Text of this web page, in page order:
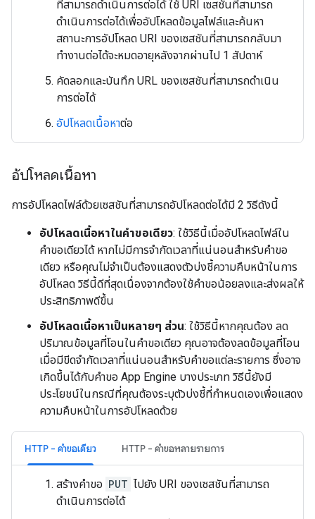
ที่สามารถดำเนินการต่อได้ ใช้ URI เซสชันที่สามารถ
ดำเนินการต่อได้เพื่ออัปโหลดข้อมูลไฟล์และค้นหา
สถานะการอัปโหลด URI ของเซสชันที่สามารถกลับมา
ทำงานต่อได้จะหมดอายุหลังจากผ่านไป 1 สัปดาห์
คัดลอกและบันทึก URL ของเซสชันที่สามารถดำเนิน
การต่อได้
อัปโหลดเนื้อหาต่อ
อัปโหลดเนื้อหา
การอัปโหลดไฟล์ด้วยเซสชันที่สามารถอัปโหลดต่อได้มี 2 วิธีดังนี้
อัปโหลดเนื้อหาในคำขอเดียว: ใช้วิธีนี้เมื่ออัปโหลดไฟล์ใน
คำขอเดียวได้ หากไม่มีการจำกัดเวลาที่แน่นอนสำหรับคำขอ
เดียว หรือคุณไม่จำเป็นต้องแสดงตัวบ่งชี้ความคืบหน้าในการ
อัปโหลด วิธีนี้ดีที่สุดเนื่องจากต้องใช้คำขอน้อยลงและส่งผลให้
ประสิทธิภาพดีขึ้น
อัปโหลดเนื้อหาเป็นหลายๆ ส่วน: ใช้วิธีนี้หากคุณต้อง ลด
ปริมาณข้อมูลที่โอนในคำขอเดียว คุณอาจต้องลดข้อมูลที่โอน
เมื่อมีขีดจำกัดเวลาที่แน่นอนสำหรับคำขอแต่ละรายการ ซึ่งอาจ
เกิดขึ้นได้กับคำขอ App Engine บางประเภท วิธีนี้ยังมี
ประโยชน์ในกรณีที่คุณต้องระบุตัวบ่งชี้ที่กำหนดเองเพื่อแสดง
ความคืบหน้าในการอัปโหลดด้วย
HTTP - คำขอเดียว HTTP - คำขอหลายรายการ
สร้างคำขอ PUT ไปยัง URI ของเซสชันที่สามารถ
ดำเนินการต่อได้